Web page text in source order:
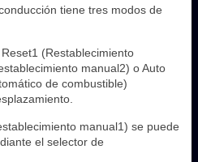
tiene tres modos de
(Restablecimiento
manual2) o Auto
de combustible)
manual1) se puede
el selector de